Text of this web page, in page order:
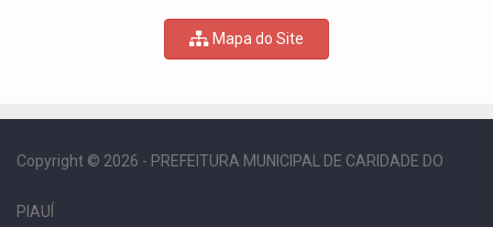
Mapa do Site
Copyright © 2026 - PREFEITURA MUNICIPAL DE CARIDADE DO
PIAUÍ